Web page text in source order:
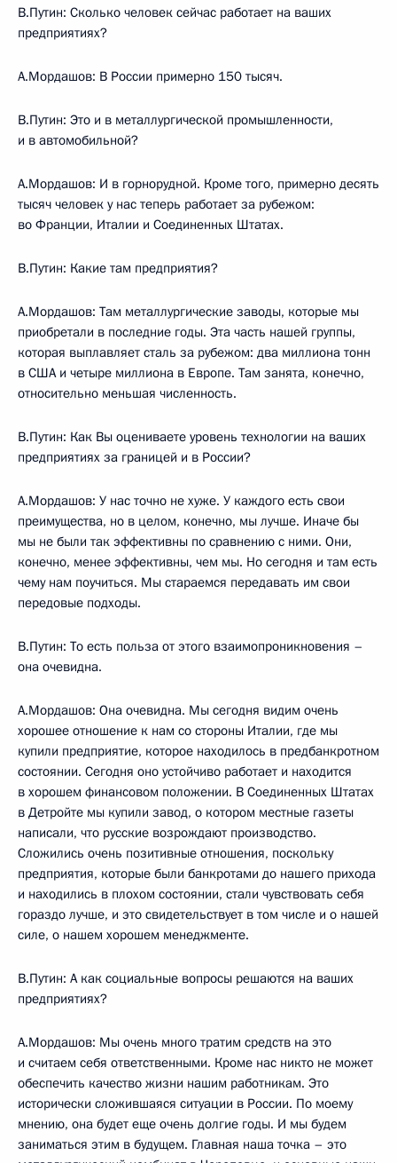
В.Путин: Сколько человек сейчас работает на ваших
предприятиях?
А.Мордашов: В России примерно 150 тысяч.
В.Путин: Это и в металлургической промышленности,
и в автомобильной?
А.Мордашов: И в горнорудной. Кроме того, примерно десять
тысяч человек у нас теперь работает за рубежом:
во Франции, Италии и Соединенных Штатах.
В.Путин: Какие там предприятия?
А.Мордашов: Там металлургические заводы, которые мы
приобретали в последние годы. Эта часть нашей группы,
которая выплавляет сталь за рубежом: два миллиона тонн
в США и четыре миллиона в Европе. Там занята, конечно,
относительно меньшая численность.
В.Путин: Как Вы оцениваете уровень технологии на ваших
предприятиях за границей и в России?
А.Мордашов: У нас точно не хуже. У каждого есть свои
преимущества, но в целом, конечно, мы лучше. Иначе бы
мы не были так эффективны по сравнению с ними. Они,
конечно, менее эффективны, чем мы. Но сегодня и там есть
чему нам поучиться. Мы стараемся передавать им свои
передовые подходы.
В.Путин: То есть польза от этого взаимопроникновения –
она очевидна.
А.Мордашов: Она очевидна. Мы сегодня видим очень
хорошее отношение к нам со стороны Италии, где мы
купили предприятие, которое находилось в предбанкротном
состоянии. Сегодня оно устойчиво работает и находится
в хорошем финансовом положении. В Соединенных Штатах
в Детройте мы купили завод, о котором местные газеты
написали, что русские возрождают производство.
Сложились очень позитивные отношения, поскольку
предприятия, которые были банкротами до нашего прихода
и находились в плохом состоянии, стали чувствовать себя
гораздо лучше, и это свидетельствует в том числе и о нашей
силе, о нашем хорошем менеджменте.
В.Путин: А как социальные вопросы решаются на ваших
предприятиях?
А.Мордашов: Мы очень много тратим средств на это
и считаем себя ответственными. Кроме нас никто не может
обеспечить качество жизни нашим работникам. Это
исторически сложившаяся ситуации в России. По моему
мнению, она будет еще очень долгие годы. И мы будем
заниматься этим в будущем. Главная наша точка – это